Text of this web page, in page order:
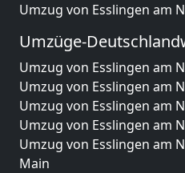
Umzug von Esslingen am
Umzüge-
Umzug von Esslingen am
Umzug von Esslingen am
Umzug von Esslingen am
Umzug von Esslingen am
Umzug von Esslingen am
Main